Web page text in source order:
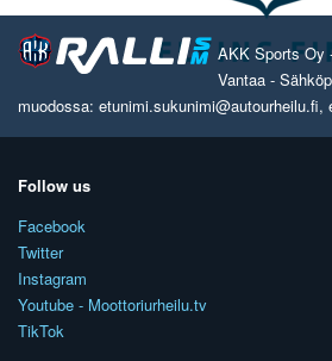
AKK Sports Oy
Vantaa -
muodossa: etunimi.sukunimi@autourheilu.fi,
Follow us
Facebook
Twitter
Instagram
Youtube - Moottoriurheilu.tv
TikTok